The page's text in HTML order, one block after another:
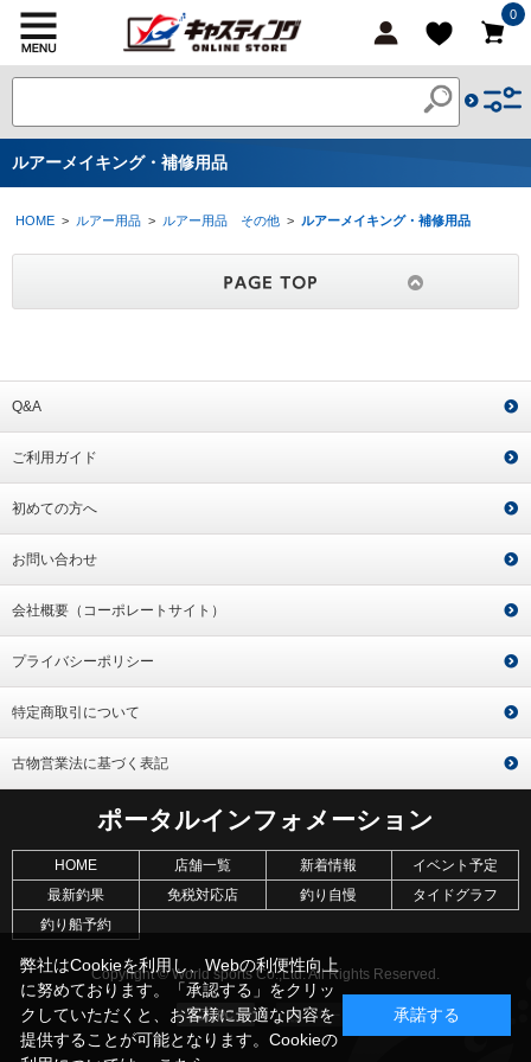
0
ルアーメイキング・補修用品
HOME > ルアー用品 > ルアー用品 その他 > ルアーメイキング・補修用品
Q&A
ご利用ガイド
初めての方へ
お問い合わせ
会社概要（コーポレートサイト）
プライバシーポリシー
特定商取引について
古物営業法に基づく表記
ポータルインフォメーション
HOME 店舗一覧 新着情報
イベント予定
最新釣果
免税対応店 釣り自慢
タイドグラフ
釣り船予約
Copyright © World sports Co.,Ltd. All Rights Reserved.
弊社はCookieを利用し、Webの利便性向上
に努めております。「承認する」をクリッ
クしていただくと、お客様に最適な内容を
提供することが可能となります。Cookieの
承諾する